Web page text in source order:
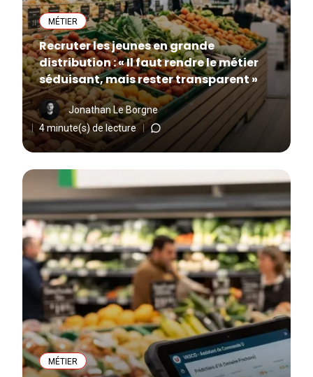
MÉTIER
Recruter les jeunes en grande
distribution : « Il faut rendre le métier
séduisant, mais rester transparent »
Jonathan Le Borgne
4 minute(s) de lecture
MÉTIER